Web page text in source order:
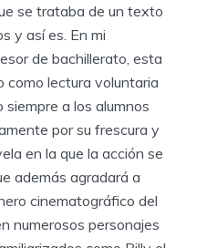
se trataba de un texto
y así es. En mi
de bachillerato, esta
como lectura voluntaria
a los alumnos
por su frescura y
en la que la acción se
además agradará a
cinematográfico del
numerosos personajes